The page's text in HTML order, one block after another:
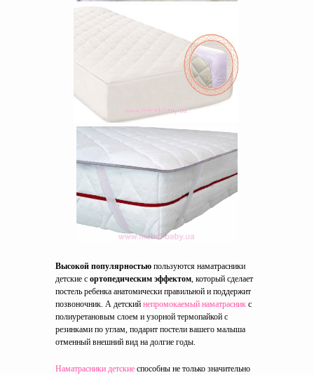
Высокой популярностью пользуются наматрасники
детские с ортопедическим эффектом, который сделает
постель ребенка анатомически правильной и поддержит
позвоночник. А детский непромокаемый наматрасник с
полиуретановым слоем и узорной термопайкой с
резинками по углам, подарит постели вашего малыша
отменный внешний вид на долгие годы.
Наматрасники детские способны не только значительно